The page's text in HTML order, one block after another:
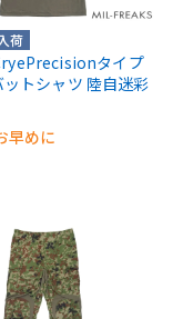
荷
タイプ
トシャツ 陸自迷彩
早めに